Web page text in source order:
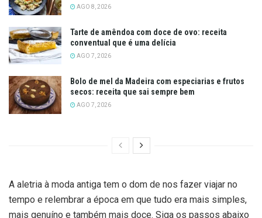
AGO 8, 2026
Tarte de amêndoa com doce de ovo: receita
conventual que é uma delícia
AGO 7, 2026
Bolo de mel da Madeira com especiarias e frutos
secos: receita que sai sempre bem
AGO 7, 2026
A aletria à moda antiga tem o dom de nos fazer viajar no
tempo e relembrar a época em que tudo era mais simples,
mais genuíno e também mais doce. Siga os passos abaixo